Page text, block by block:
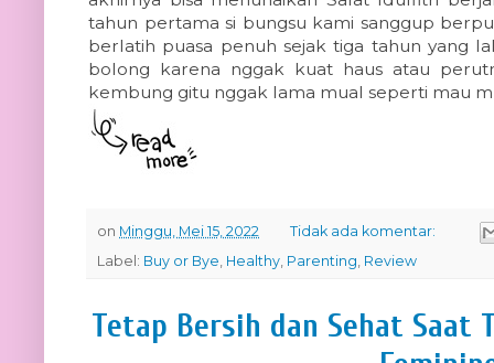
tahun pertama si bungsu kami sanggup
berlatih puasa penuh sejak tiga tahun yang
bolong karena nggak kuat haus atau
kembung gitu nggak lama mual seperti mau
on Minggu, Mei 15, 2022
Tidak ada komentar:
Label: Buy or Bye Healthy Parenting Review
Tetap Bersih dan Sehat Saat